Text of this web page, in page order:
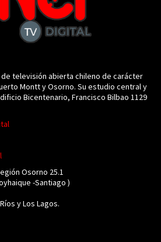
de televisión abierta chileno de carácter
Montt y Osorno. Su estudio central y
Bicentenario, Francisco Bilbao 1129
Osorno 25.1
-Santiago )
y Los Lagos.